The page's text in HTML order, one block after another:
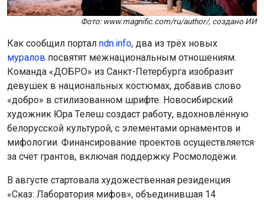
Фото: www.magnific.com/ru/author/, создано ИИ
Как сообщил портал ndn.info, два из трёх новых
муралов посвятят межнациональным отношениям.
Команда «ДОБРО» из Санкт-Петербурга изобразит
девушек в национальных костюмах, добавив слово
«добро» в стилизованном шрифте. Новосибирский
художник Юра Телеш создаст работу, вдохновлённую
белорусской культурой, с элементами орнаментов и
мифологии. Финансирование проектов осуществляется
за счёт грантов, включая поддержку Росмолодёжи.
В августе стартовала художественная резиденция
«Сказ: Лаборатория мифов», объединившая 14